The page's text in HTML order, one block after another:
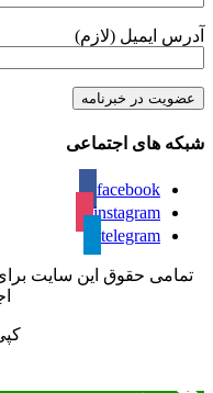
آدرس ایمیل (لازم)
شبکه های اجتماعی
facebook
instagram
telegram
تمامی حقوق این سایت
کپی